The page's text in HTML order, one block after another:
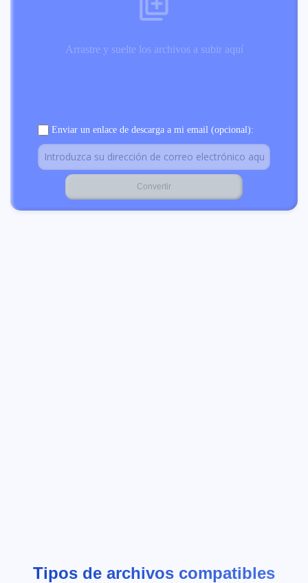
Arrastre y suelte los archivos a subir aquí
Enviar un enlace de descarga a mi email (opcional):
Tipos de archivos compatibles